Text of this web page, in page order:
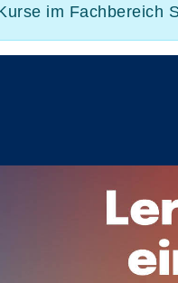
im Fachbereich